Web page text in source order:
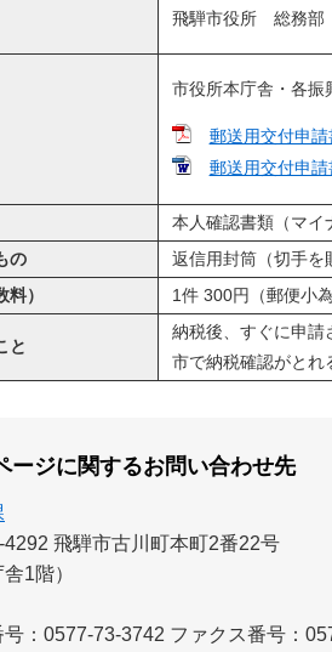
飛騨市役所 総務
市役所本庁舎・各振
郵送用交付申請
郵送用交付申請
本人確認書類​（マイ
の
返信用封筒（切手を
）
1件 300円（郵便小
と
納税後、すぐに申請
市で納税確認がとれ
ージに関するお問い合わせ先
4292 飛騨市古川町本町2番22号
舎1階）
号：0577-73-3742 ファクス番号：